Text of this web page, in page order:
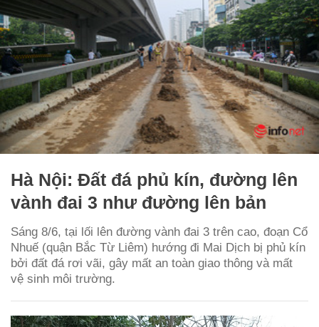
Hà Nội: Đất đá phủ kín, đường lên
vành đai 3 như đường lên bản
Sáng 8/6, tại lối lên đường vành đai 3 trên cao, đoạn Cổ
Nhuế (quận Bắc Từ Liêm) hướng đi Mai Dịch bị phủ kín
bởi đất đá rơi vãi, gây mất an toàn giao thông và mất
vệ sinh môi trường.